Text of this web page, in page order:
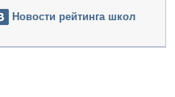
Новости рейтинга школ